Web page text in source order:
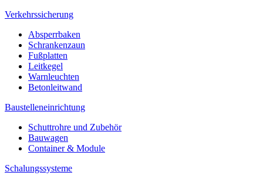
Verkehrssicherung
Absperrbaken
Schrankenzaun
Fußplatten
Leitkegel
Warnleuchten
Betonleitwand
Baustelleneinrichtung
Schuttrohre und Zubehör
Bauwagen
Container & Module
Schalungssysteme